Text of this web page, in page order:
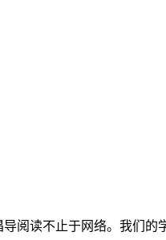
阅读不止于网络。我们